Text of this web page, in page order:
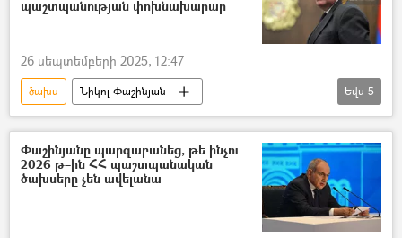
պաշտպանության փոխնախարար
26 սեպտեմբերի 2025, 12:47
ծախս
Նիկոլ Փաշինյան
Արման Սարգսյան
բյուջե
ՀՀ կառավարություն
ՀՀ պաշտպանության նախարարություն (ՊՆ)
Եվս 5
Փաշինյանը պարզաբանեց, թե ինչու
2026 թ–ին ՀՀ պաշտպանական
ծախսերը չեն ավելանա